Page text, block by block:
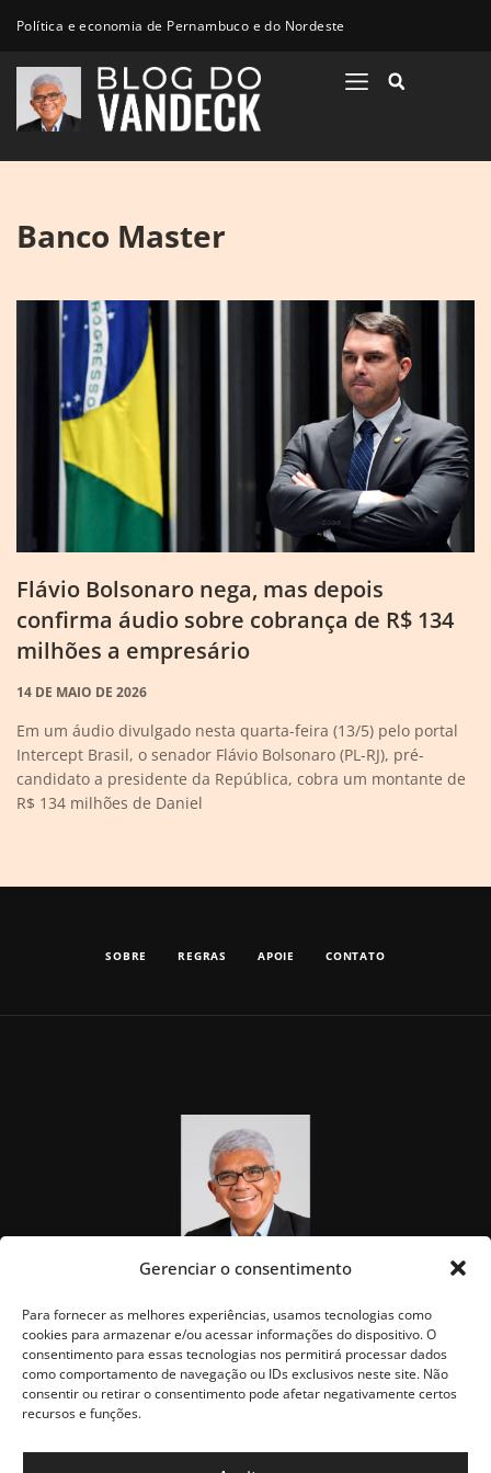
Gerenciar o consentimento
Para fornecer as melhores experiências, usamos tecnologias como
cookies para armazenar e/ou acessar informações do dispositivo. O
consentimento para essas tecnologias nos permitirá processar dados
como comportamento de navegação ou IDs exclusivos neste site. Não
consentir ou retirar o consentimento pode afetar negativamente certos
recursos e funções.
Política e economia de Pernambuco e do Nordeste
Banco Master
Flávio Bolsonaro nega, mas depois
confirma áudio sobre cobrança de R$ 134
milhões a empresário
14 DE MAIO DE 2026
Em um áudio divulgado nesta quarta-feira (13/5) pelo portal
Intercept Brasil, o senador Flávio Bolsonaro (PL-RJ), pré-
candidato a presidente da República, cobra um montante de
R$ 134 milhões de Daniel
SOBRE REGRAS APOIE CONTATO